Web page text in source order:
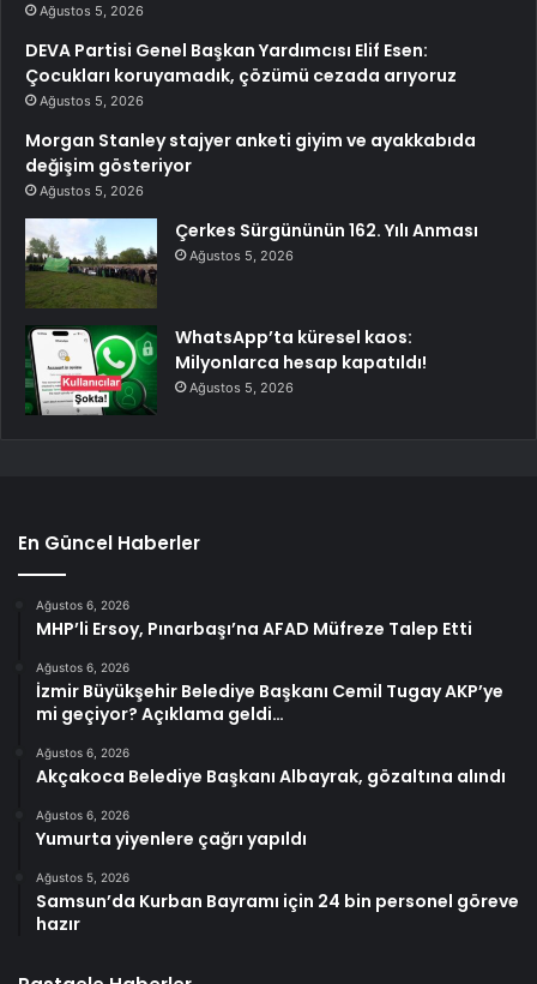
Ağustos 5, 2026
DEVA Partisi Genel Başkan Yardımcısı Elif Esen:
Çocukları koruyamadık, çözümü cezada arıyoruz
Ağustos 5, 2026
Morgan Stanley stajyer anketi giyim ve ayakkabıda
değişim gösteriyor
Ağustos 5, 2026
Çerkes Sürgününün 162. Yılı Anması
Ağustos 5, 2026
WhatsApp’ta küresel kaos:
Milyonlarca hesap kapatıldı!
Ağustos 5, 2026
En Güncel Haberler
Ağustos 6, 2026
MHP’li Ersoy, Pınarbaşı’na AFAD Müfreze Talep Etti
Ağustos 6, 2026
İzmir Büyükşehir Belediye Başkanı Cemil Tugay AKP’ye
mi geçiyor? Açıklama geldi…
Ağustos 6, 2026
Akçakoca Belediye Başkanı Albayrak, gözaltına alındı
Ağustos 6, 2026
Yumurta yiyenlere çağrı yapıldı
Ağustos 5, 2026
Samsun’da Kurban Bayramı için 24 bin personel göreve
hazır